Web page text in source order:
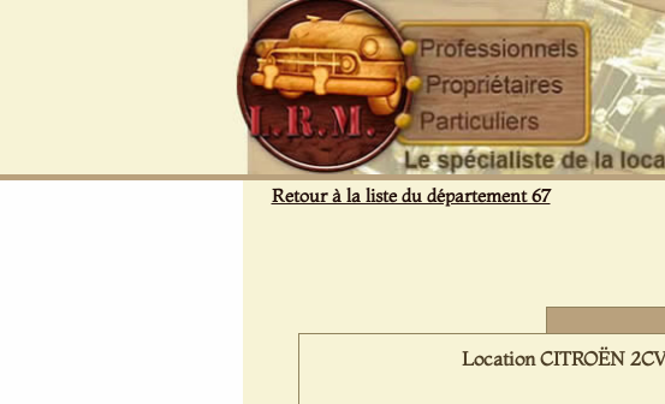
Retour à la liste du département 67
Location CITROËN
Panneau de gestion des cookies